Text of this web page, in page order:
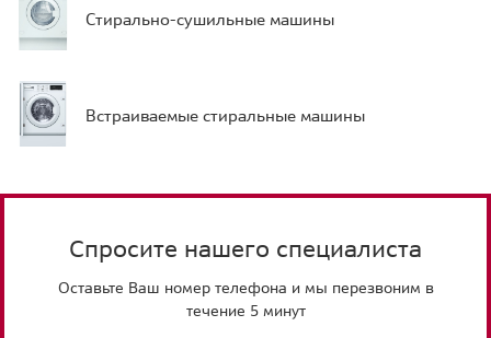
Стирально-сушильные машины
Встраиваемые стиральные машины
Спросите нашего специалиста
Оставьте Ваш номер телефона и мы перезвоним в
течение 5 минут